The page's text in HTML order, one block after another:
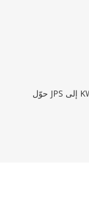
حوّل JPS إلى KWD على Windows وmacOS وLinux وiOS